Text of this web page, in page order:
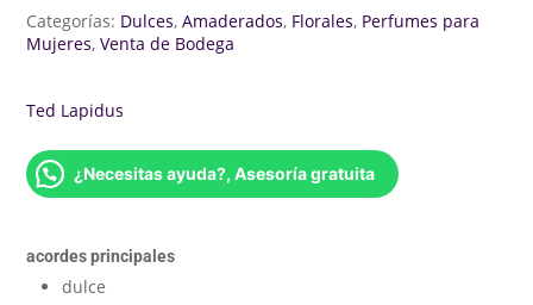
Categorías: Dulces,Amaderados, Florales, Perfumes para
Mujeres,Venta de Bodega
Ted Lapidus
¿Necesitas ayuda?, Asesoría gratuita
acordes principales
dulce